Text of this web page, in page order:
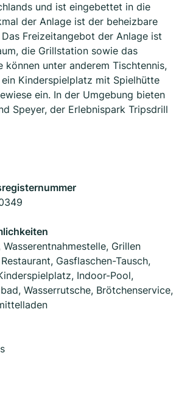
und ist eingebettet in die
der Anlage ist der beheizbare
Freizeitangebot der Anlage ist
die Grillstation sowie das
unter anderem Tischtennis,
Kinderspielplatz mit Spielhütte
ein. In der Umgebung bieten
Speyer, der Erlebnispark Tripsdrill
Wasserentnahmestelle, Grillen
Gasflaschen-Tausch,
Indoor-Pool,
Wasserrutsche, Brötchenservice,